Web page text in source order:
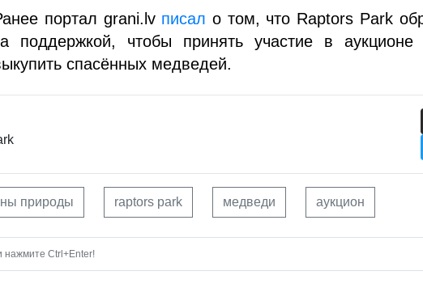
портал grani.lv писал о том, что Raptors Park
поддержкой, чтобы принять участие в
спасённых медведей.
природы raptors park медведи аукцион
нажмите Ctrl+Enter!